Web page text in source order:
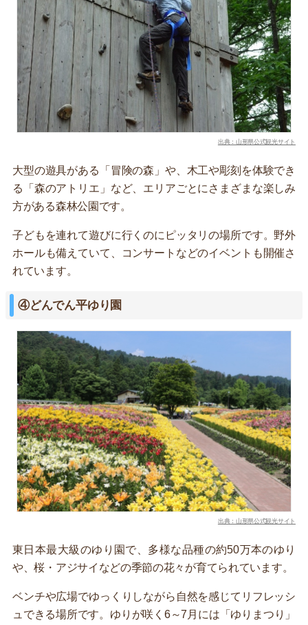
出典：山形県公式観光サイト
大型の遊具がある「冒険の森」や、木工や彫刻を体験でき
る「森のアトリエ」など、エリアごとにさまざまな楽しみ
方がある森林公園です。
子どもを連れて遊びに行くのにピッタリの場所です。野外
ホールも備えていて、コンサートなどのイベントも開催さ
れています。
④どんでん平ゆり園
出典：山形県公式観光サイト
東日本最大級のゆり園で、多様な品種の約50万本のゆり
や、桜・アジサイなどの季節の花々が育てられています。
ベンチや広場でゆっくりしながら自然を感じてリフレッシ
ュできる場所です。ゆりが咲く6～7月には「ゆりまつり」